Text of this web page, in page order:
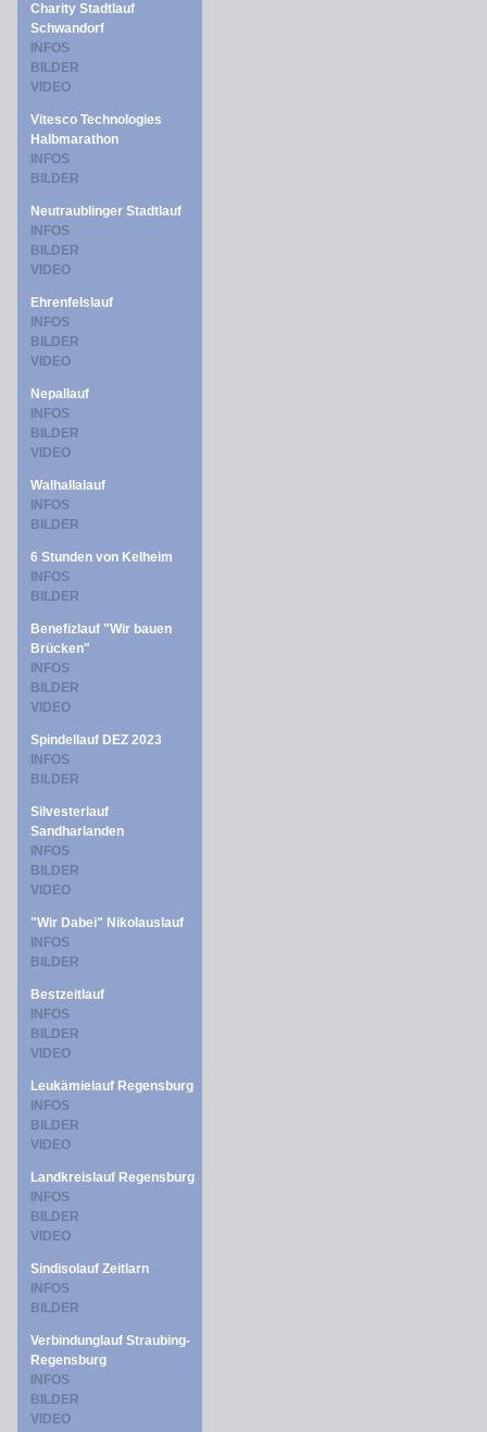
Charity Stadtlauf
Schwandorf
INFOS
BILDER
VIDEO
Vitesco Technologies
Halbmarathon
INFOS
BILDER
Neutraublinger Stadtlauf
INFOS
BILDER
VIDEO
Ehrenfelslauf
INFOS
BILDER
VIDEO
Nepallauf
INFOS
BILDER
VIDEO
Walhallalauf
INFOS
BILDER
6 Stunden von Kelheim
INFOS
BILDER
Benefizlauf "Wir bauen
Brücken"
INFOS
BILDER
VIDEO
Spindellauf DEZ 2023
INFOS
BILDER
Silvesterlauf
Sandharlanden
INFOS
BILDER
VIDEO
"Wir Dabei" Nikolauslauf
INFOS
BILDER
Bestzeitlauf
INFOS
BILDER
VIDEO
Leukämielauf Regensburg
INFOS
BILDER
VIDEO
Landkreislauf Regensburg
INFOS
BILDER
VIDEO
Sindisolauf Zeitlarn
INFOS
BILDER
Verbindunglauf Straubing-
Regensburg
INFOS
BILDER
VIDEO